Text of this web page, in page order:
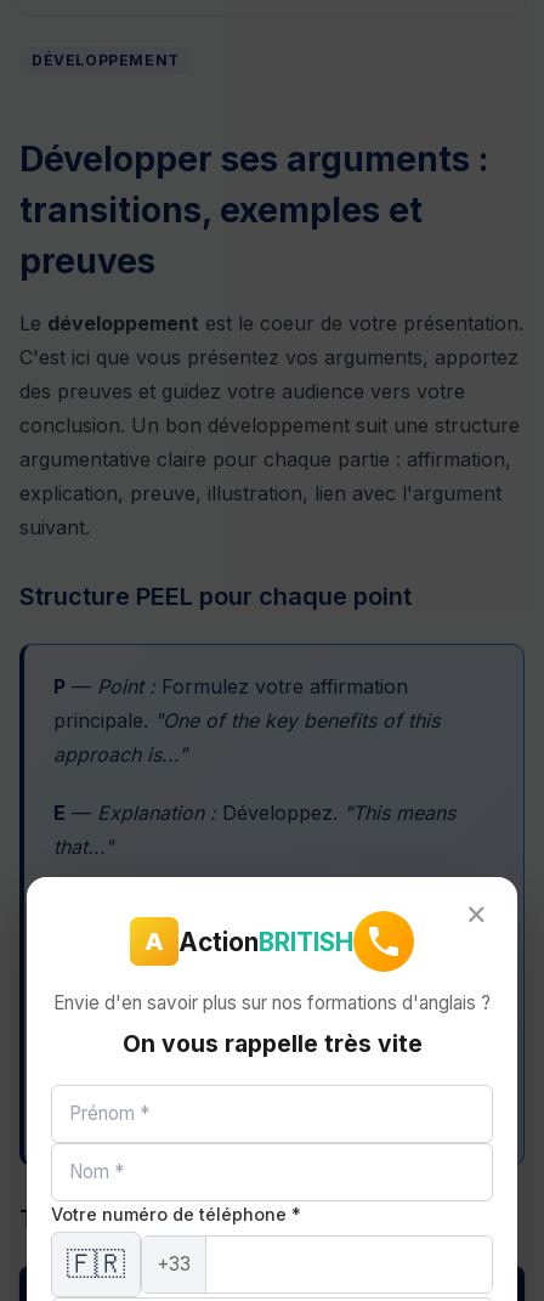
DÉVELOPPEMENT
Développer ses arguments :
transitions, exemples et
preuves
Le développement est le coeur de votre présentation.
C'est ici que vous présentez vos arguments, apportez
des preuves et guidez votre audience vers votre
conclusion. Un bon développement suit une structure
argumentative claire pour chaque partie : affirmation,
explication, preuve, illustration, lien avec l'argument
suivant.
Structure PEEL pour chaque point
P — Point : Formulez votre affirmation
principale. "One of the key benefits of this
approach is..."
E — Explanation : Développez. "This means
that..."
Apportez une preuve.
"According to recent data / a study by... / our
own results show..."
Link : Faites le lien avec la suite."This
concerns..."
Transitions avancées entre les parties
Fonction Expression B2-C1
×
A ActionBRITISH
Envie d'en savoir plus sur nos formations d'anglais ?
On vous rappelle très vite
Votre numéro de téléphone *
🇫🇷 +33